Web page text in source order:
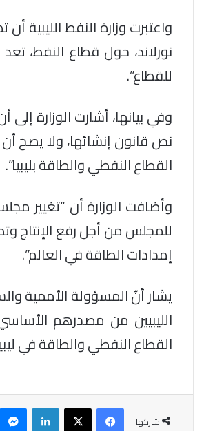
واعتبرت وزارة النفط الليبية
نورلاند، حول قطاع النفط،
للقطاع”.
وفي بيانها، أشارت الوزارة
نص قانون إنشائها، ولا يصح
القطاع النفطي والطاقة بليبيا”.
وأضافت الوزارة أن “تغيير
للمجلس من أجل رفع الإنتاج
إمدادات الطاقة في العالم”.
يشار أنّ المسؤولة الأممية
الليبيين من مصدرهم
القطاع النفطي والطاقة في
شاركها
فيسبوك‫X لينكدإن